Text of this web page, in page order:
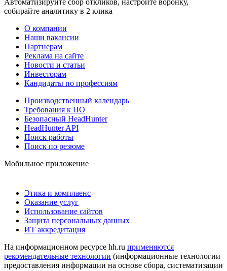
собирайте аналитику в 2 клика
О компании
Наши вакансии
Партнерам
Реклама на сайте
Новости и статьи
Инвесторам
Кандидаты по профессиям
Производственный календарь
Требования к ПО
Безопасный HeadHunter
HeadHunter API
Поиск работы
Поиск по резюме
Мобильное приложение
Этика и комплаенс
Оказание услуг
Использование сайтов
Защита персональных данных
ИТ аккредитация
На информационном ресурсе hh.ru применяются
рекомендательные технологии (информационные технологии
предоставления информации на основе сбора, систематизации